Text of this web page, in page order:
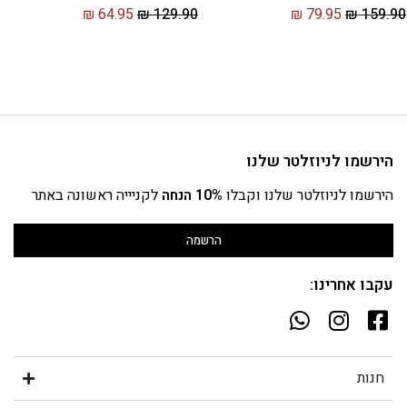
₪159.90
₪ 79.95
₪129.90
₪ 64.95
הירשמו לניוזלטר שלנו
הירשמו לניוזלטר שלנו וקבלו 10% הנחה לקניייה ראשונה באתר
הרשמה
עקבו אחרינו:
חנות